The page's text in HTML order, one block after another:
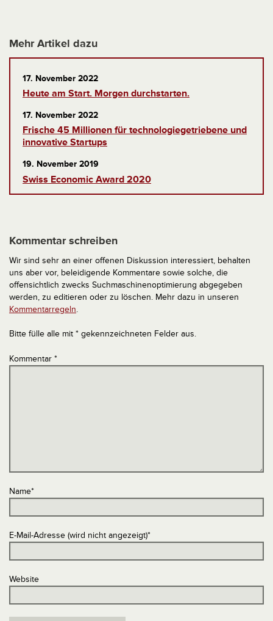
Mehr Artikel dazu
17. November 2022
Heute am Start. Morgen durchstarten.
17. November 2022
Frische 45 Millionen für technologiegetriebene und
innovative Startups
19. November 2019
Swiss Economic Award 2020
Kommentar schreiben
Wir sind sehr an einer offenen Diskussion interessiert, behalten
uns aber vor, beleidigende Kommentare sowie solche, die
offensichtlich zwecks Suchmaschinenoptimierung abgegeben
werden, zu editieren oder zu löschen. Mehr dazu in unseren
Kommentarregeln.
Bitte fülle alle mit * gekennzeichneten Felder aus.
Kommentar *
Name*
E-Mail-Adresse (wird nicht angezeigt)*
Website